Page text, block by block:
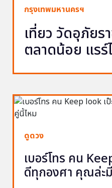
กรุงเทพมหานครฯ
เที่ยว วัดอุภัย
ตลาดน้อย แร
ดูดวง
เบอร์โทร คน
ดีทุกองศา คุณล่ะ